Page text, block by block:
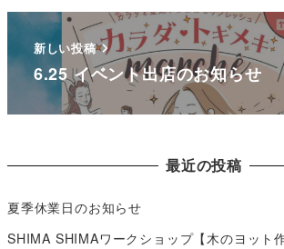
新しい投稿
6.25 イベント出店のお知らせ
最近の投稿
夏季休業日のお知らせ
SHIMA SHIMAワークショップ【木のヨット